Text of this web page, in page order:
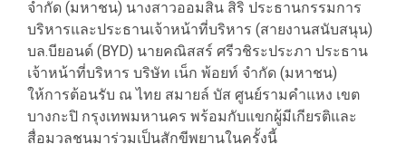
จำกัด (มหาชน) นางสาวออมสิน สิริ ประธานกรรมการ
บริหารและประธานเจ้าหน้าที่บริหาร (สายงานสนับสนุน)
บล.บียอนด์ (BYD) นายคณิสสร์ ศรีวชิระประภา ประธาน
เจ้าหน้าที่บริหาร บริษัท เน็ก พ้อยท์ จำกัด (มหาชน)
ให้การต้อนรับ ณ ไทย สมายล์ บัส ศูนย์รามคำแหง เขต
บางกะปิ กรุงเทพมหานคร พร้อมกับแขกผู้มีเกียรติและ
สื่อมวลชนมาร่วมเป็นสักขีพยานในครั้งนี้